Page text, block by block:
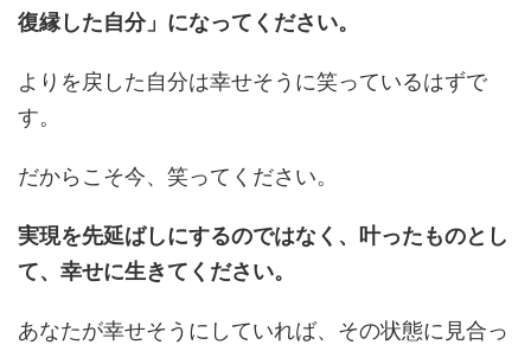
復縁した自分」になってください。
よりを戻した自分は幸せそうに笑っているはずで
す。
だからこそ今、笑ってください。
実現を先延ばしにするのではなく、叶ったものとし
て、幸せに生きてください。
あなたが幸せそうにしていれば、その状態に見合っ